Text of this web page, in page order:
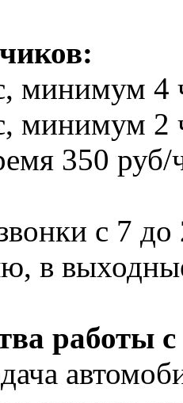
минимум 4
минимум 2
350
с 7 до
в
работы